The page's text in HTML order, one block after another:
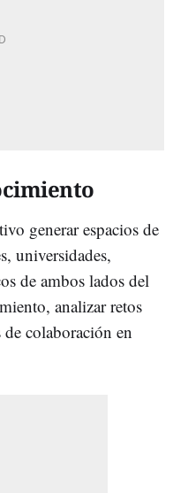
generar espacios de
universidades,
de ambos lados del
analizar retos
colaboración en